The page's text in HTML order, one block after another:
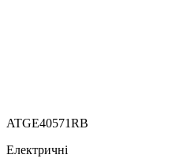
ATGE40571RB
Електричні